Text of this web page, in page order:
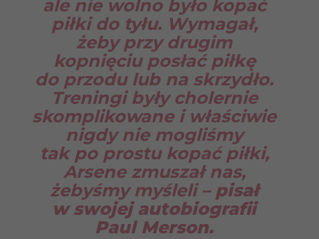
ale nie wolno było kopać
piłki do tyłu. Wymagał,
żeby przy drugim
kopnięciu posłać piłkę
do przodu lub na skrzydło.
Treningi były cholernie
skomplikowane i właściwie
nigdy nie mogliśmy
tak po prostu kopać piłki,
Arsene zmuszał nas,
żebyśmy myśleli – pisał
w swojej autobiografii
Paul Merson.